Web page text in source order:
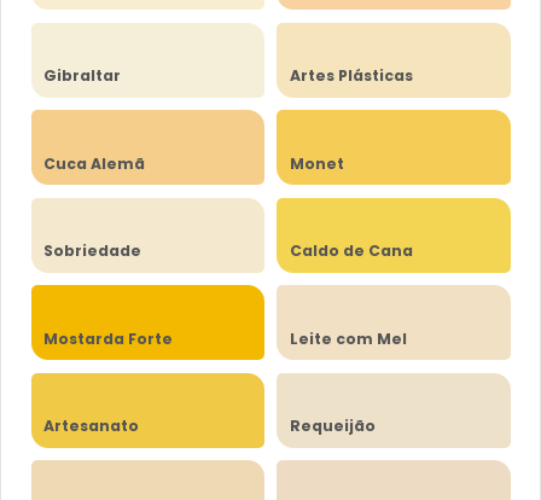
Gibraltar Artes Plásticas
Cuca Alemã Monet
Sobriedade Caldo de Cana
Mostarda Forte Leite com Mel
Artesanato Requeijão